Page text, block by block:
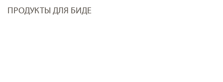
ПРОДУКТЫ ДЛЯ БИДЕ